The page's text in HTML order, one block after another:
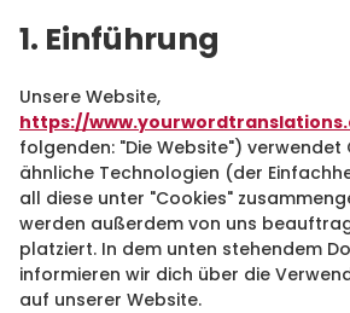
1. Einführung
Unsere Website,
https://
folgenden: "Die Website") verwendet
ähnliche Technologien (der
all diese unter "Cookies"
werden außerdem von uns
platziert. In dem unten stehendem
informieren wir dich über die
auf unserer Website.